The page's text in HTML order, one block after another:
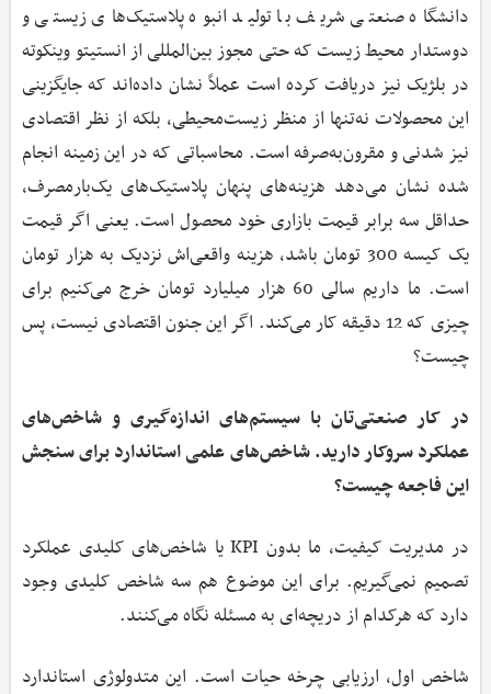
دانشگاه صنعتی شریف با تولید انبوه پلاستیک‌های زیستی و
دوستدار محیط زیست که حتی مجوز بین‌المللی از انستیتو وینکوته
در بلژیک نیز دریافت کرده است عملاً نشان داده‌اند که جایگزینی
این محصولات نه‌تنها از منظر زیست‌محیطی، بلکه از نظر اقتصادی
نیز شدنی و مقرون‌به‌صرفه است. محاسباتی که در این زمینه انجام
شده نشان می‌دهد هزینه‌های پنهان پلاستیک‌های یک‌بارمصرف،
حداقل سه برابر قیمت بازاری خود محصول است. یعنی اگر قیمت
یک کیسه 300 تومان باشد، هزینه واقعی‌اش نزدیک به هزار تومان
است. ما داریم سالی 60 هزار میلیارد تومان خرج می‌کنیم برای
چیزی که 12 دقیقه کار می‌کند. اگر این جنون اقتصادی نیست، پس
چیست؟
در کار صنعتی‌تان با سیستم‌های اندازه‌گیری و شاخص‌های
عملکرد سروکار دارید. شاخص‌های علمی استاندارد برای سنجش
این فاجعه چیست؟
در مدیریت کیفیت، ما بدون KPI یا شاخص‌های کلیدی عملکرد
تصمیم نمی‌گیریم. برای این موضوع هم سه شاخص کلیدی وجود
دارد که هرکدام از دریچه‌ای به مسئله نگاه می‌کنند.
شاخص اول، ارزیابی چرخه حیات است. این متدولوژی استاندارد